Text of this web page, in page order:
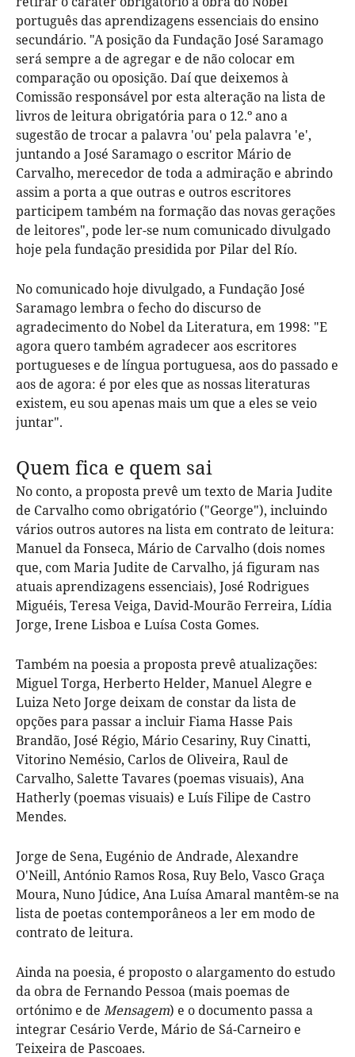
português das aprendizagens essenciais do ensino
secundário. "A posição da Fundação José Saramago
será sempre a de agregar e de não colocar em
comparação ou oposição. Daí que deixemos à
Comissão responsável por esta alteração na lista de
livros de leitura obrigatória para o 12.º ano a
sugestão de trocar a palavra 'ou' pela palavra 'e',
juntando a José Saramago o escritor Mário de
Carvalho, merecedor de toda a admiração e abrindo
assim a porta a que outras e outros escritores
participem também na formação das novas gerações
de leitores", pode ler-se num comunicado divulgado
hoje pela fundação presidida por Pilar del Río.
No comunicado hoje divulgado, a Fundação José
Saramago lembra o fecho do discurso de
agradecimento do Nobel da Literatura, em 1998: "E
agora quero também agradecer aos escritores
portugueses e de língua portuguesa, aos do passado e
aos de agora: é por eles que as nossas literaturas
existem, eu sou apenas mais um que a eles se veio
juntar".
Quem fica e quem sai
No conto, a proposta prevê um texto de Maria Judite
de Carvalho como obrigatório ("George"), incluindo
vários outros autores na lista em contrato de leitura:
Manuel da Fonseca, Mário de Carvalho (dois nomes
que, com Maria Judite de Carvalho, já figuram nas
atuais aprendizagens essenciais), José Rodrigues
Miguéis, Teresa Veiga, David-Mourão Ferreira, Lídia
Jorge, Irene Lisboa e Luísa Costa Gomes.
Também na poesia a proposta prevê atualizações:
Miguel Torga, Herberto Helder, Manuel Alegre e
Luiza Neto Jorge deixam de constar da lista de
opções para passar a incluir Fiama Hasse Pais
Brandão, José Régio, Mário Cesariny, Ruy Cinatti,
Vitorino Nemésio, Carlos de Oliveira, Raul de
Carvalho, Salette Tavares (poemas visuais), Ana
Hatherly (poemas visuais) e Luís Filipe de Castro
Mendes.
Jorge de Sena, Eugénio de Andrade, Alexandre
O'Neill, António Ramos Rosa, Ruy Belo, Vasco Graça
Moura, Nuno Júdice, Ana Luísa Amaral mantêm-se na
lista de poetas contemporâneos a ler em modo de
contrato de leitura.
Ainda na poesia, é proposto o alargamento do estudo
da obra de Fernando Pessoa (mais poemas de
ortónimo e de Mensagem) e o documento passa a
integrar Cesário Verde, Mário de Sá-Carneiro e
Teixeira de Pascoaes.